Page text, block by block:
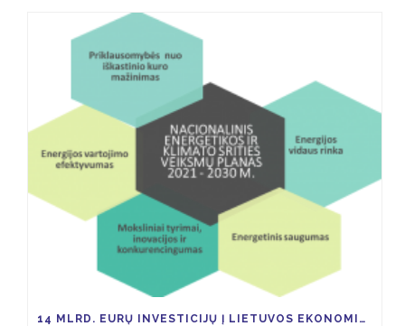
14 MLRD. EURŲ INVESTICIJŲ Į LIETUVOS EKONOMIKĄ TAM KAD IKI 2030 M. ŠESD SUMAŽĖTŲ 9 PROC.